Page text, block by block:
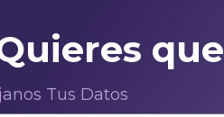
que
Tus Datos